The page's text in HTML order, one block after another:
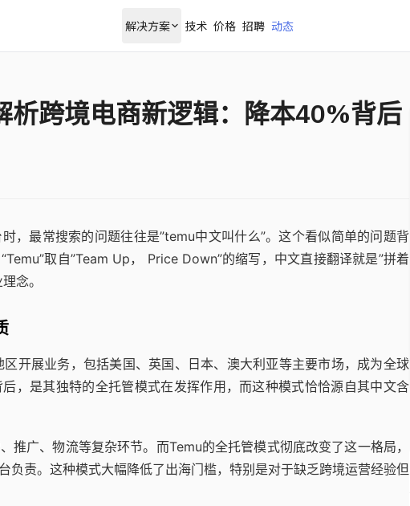
解决方案 技术 价格 招聘 动态
析跨境电商新逻辑：降本40%背后
，最常搜索的问题往往是”temu中文叫什么”。这个看似简单的问题背
取自”Team Up， Price Down”的缩写，中文直接翻译就是”拼着
念。
开展业务，包括美国、英国、日本、澳大利亚等主要市场，成为全球
，是其独特的全托管模式在发挥作用，而这种模式恰恰源自其中文含
推广、物流等复杂环节。而Temu的全托管模式彻底改变了这一格局，
负责。这种模式大幅降低了出海门槛，特别是对于缺乏跨境运营经验但